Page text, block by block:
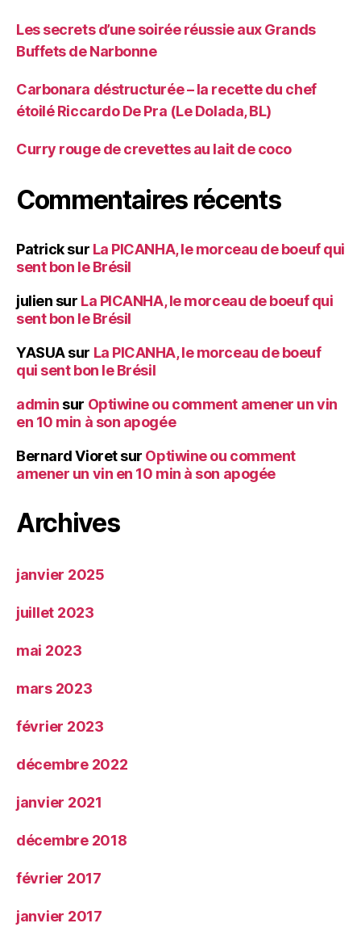
Les secrets d’une soirée réussie aux Grands
Buffets de Narbonne
Carbonara déstructurée – la recette du chef
étoilé Riccardo De Pra (Le Dolada, BL)
Curry rouge de crevettes au lait de coco
Commentaires récents
Patricksur La PICANHA, le morceau de boeuf qui
sent bon le Brésil
julien sur La PICANHA, le morceau de boeuf qui
sent bon le Brésil
YASUAsur La PICANHA, le morceau de boeuf
qui sent bon le Brésil
admin sur Optiwine ou comment amener un vin
en 10 min à son apogée
Bernard Vioretsur Optiwine ou comment
amener un vin en 10 min à son apogée
Archives
janvier 2025
juillet 2023
mai 2023
mars 2023
février 2023
décembre 2022
janvier 2021
décembre 2018
février 2017
janvier 2017